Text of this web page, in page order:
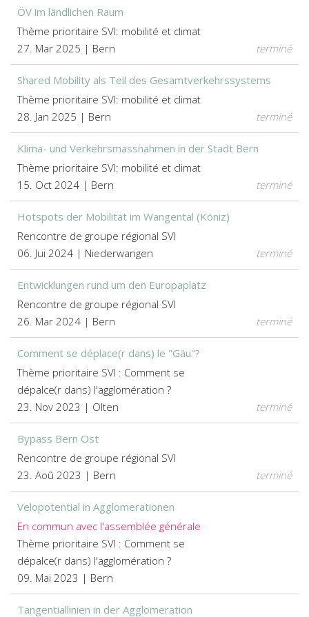
ÖV im ländlichen Raum
Thème prioritaire SVI: mobilité et climat
27. Mar 2025 | Bern
terminé
Shared Mobility als Teil des Gesamtverkehrssystems
Thème prioritaire SVI: mobilité et climat
28. Jan 2025 | Bern
terminé
Klima- und Verkehrsmassnahmen in der Stadt Bern
Thème prioritaire SVI: mobilité et climat
15. Oct 2024 | Bern
terminé
Hotspots der Mobilität im Wangental (Köniz)
Rencontre de groupe régional SVI
06. Jui 2024 | Niederwangen
terminé
Entwicklungen rund um den Europaplatz
Rencontre de groupe régional SVI
26. Mar 2024 | Bern
terminé
Comment se déplace(r dans) le "Gäu"?
Thème prioritaire SVI : Comment se
dépalce(r dans) l'agglomération ?
23. Nov 2023 | Olten
terminé
Bypass Bern Ost
Rencontre de groupe régional SVI
23. Aoû 2023 | Bern
terminé
Velopotential in Agglomerationen
En commun avec l'assemblée générale
Thème prioritaire SVI : Comment se
dépalce(r dans) l'agglomération ?
09. Mai 2023 | Bern
Tangentiallinien in der Agglomeration